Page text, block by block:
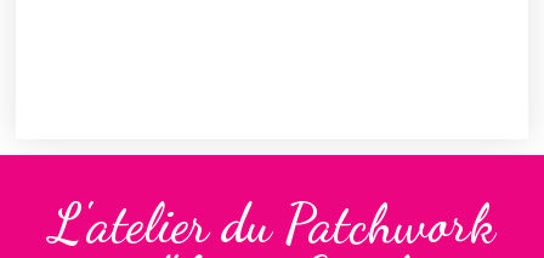
L'atelier du Patchwork